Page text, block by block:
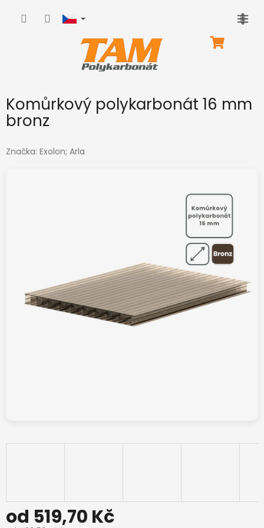
NÁKUPNÍ
Komůrkový polykarbonát 16 mm
bronz
Značka: Exolon; Arla
od 519,70 Kč